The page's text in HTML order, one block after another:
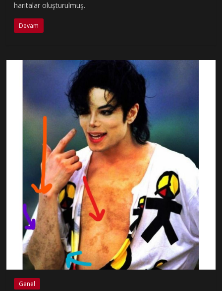
haritalar oluşturulmuş.
Devam
Genel